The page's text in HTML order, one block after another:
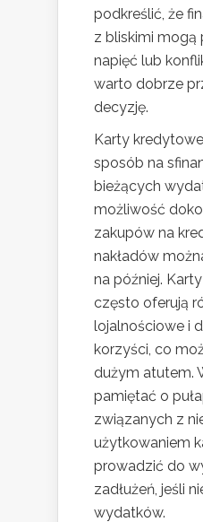
podkreślić, że
z bliskimi mogą
napięć lub
warto dobrze
decyzję.
Karty
sposób na
bieżących
możliwość
zakupów na
nakładów
na później.
często oferują
lojalnościowe i
korzyści, co
dużym atutem.
pamiętać o
związanych z
użytkowaniem
prowadzić do
zadłużeń, jeśli
wydatków.